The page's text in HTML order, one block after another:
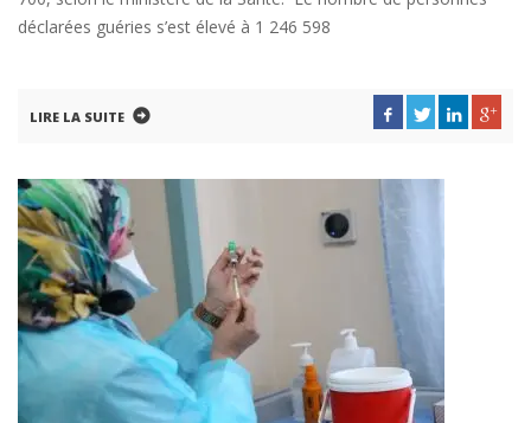
déclarées guéries s’est élevé à 1 246 598
LIRE LA SUITE